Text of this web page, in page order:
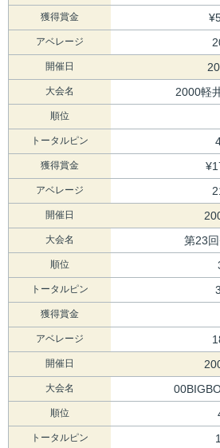
獲得賞金
アベレージ
開催日
大会名 2000軽
順位
トータルピン
獲得賞金
アベレージ
開催日
大会名 第23回
順位
トータルピン
獲得賞金
アベレージ
開催日
大会名
順位
トータルピン